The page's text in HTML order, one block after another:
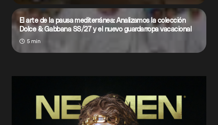
El arte de la pausa mediterránea: Analizamos la colección
Dolce & Gabbana SS/27 y el nuevo guardarropa vacacional
5 min